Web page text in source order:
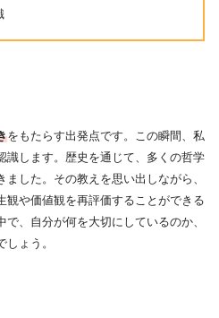
をもたらす出発点です。この瞬間、私
識します。歴史を通じて、多くの哲学
した。その教えを思い出しながら、
観や価値観を再評価することができる
、自分が何を大切にしているのか、
ょう。